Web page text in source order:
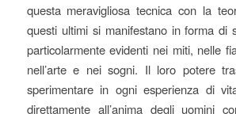
questa meravigliosa tecnica con la
questi ultimi si manifestano in forma di
particolarmente evidenti nei miti, nelle
nell’arte e nei sogni. Il loro potere
sperimentare in ogni esperienza di
direttamente all’anima degli uomini